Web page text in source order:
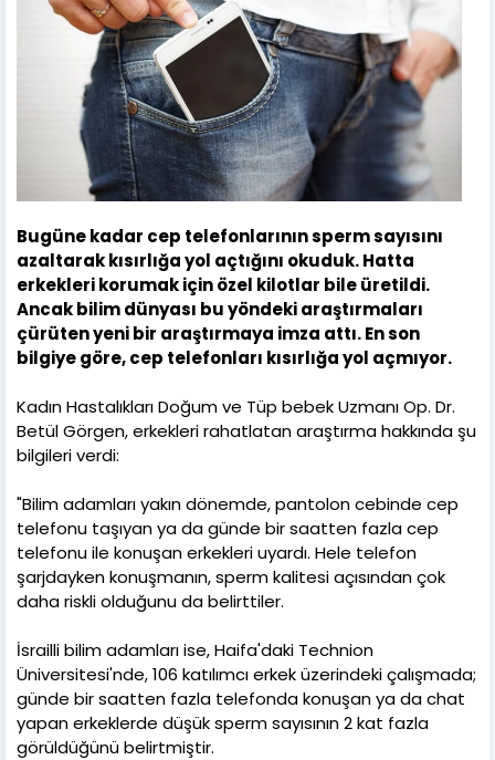
Bugüne kadar cep telefonlarının sperm sayısını
azaltarak kısırlığa yol açtığını okuduk. Hatta
erkekleri korumak için özel kilotlar bile üretildi.
Ancak bilim dünyası bu yöndeki araştırmaları
çürüten yeni bir araştırmaya imza attı. En son
bilgiye göre, cep telefonları kısırlığa yol açmıyor.
Kadın Hastalıkları Doğum ve Tüp bebek Uzmanı Op. Dr.
Betül Görgen, erkekleri rahatlatan araştırma hakkında şu
bilgileri verdi:
"Bilim adamları yakın dönemde, pantolon cebinde cep
telefonu taşıyan ya da günde bir saatten fazla cep
telefonu ile konuşan erkekleri uyardı. Hele telefon
şarjdayken konuşmanın, sperm kalitesi açısından çok
daha riskli olduğunu da belirttiler.
İsrailli bilim adamları ise, Haifa'daki Technion
Üniversitesi'nde, 106 katılımcı erkek üzerindeki çalışmada;
günde bir saatten fazla telefonda konuşan ya da chat
yapan erkeklerde düşük sperm sayısının 2 kat fazla
görüldüğünü belirtmiştir.